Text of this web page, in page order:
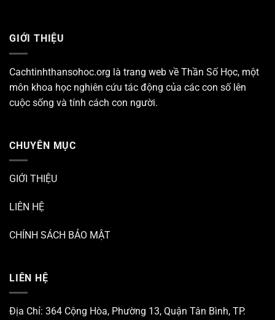
GIỚI THIỆU
Cachtinhthansohoc.org là trang web về Thần Số Học, một
môn khoa học nghiên cứu tác động của các con số lên
cuộc sống và tính cách con người.
CHUYÊN MỤC
GIỚI THIỆU
LIÊN HỆ
CHÍNH SÁCH BẢO MẬT
LIÊN HỆ
Địa Chỉ: 364 Cộng Hòa, Phường 13, Quận Tân Bình, TP.